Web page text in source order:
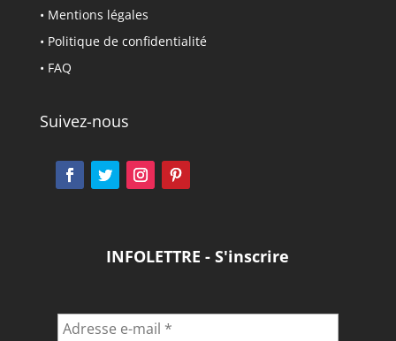
• Mentions légales
• Politique de confidentialité
• FAQ
Suivez-nous
INFOLETTRE - S'inscrire